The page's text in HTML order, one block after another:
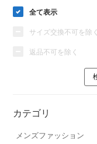
全て表示
サイズ交換不可を除く
返品不可を除く
カテゴリ
メンズファッション